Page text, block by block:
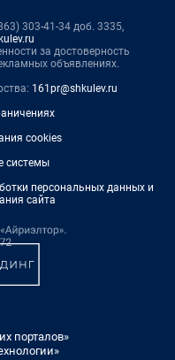
303-41-34 доб. 3335,
за достоверность
объявлениях.
161pr@shkulev.ru
cookies
системы
персональных данных и
сайта
порталов»